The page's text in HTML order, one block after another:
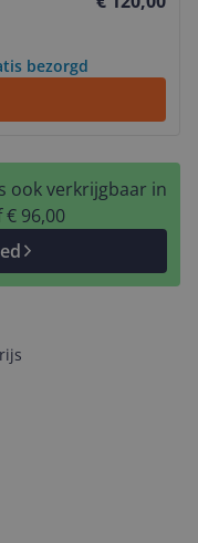
bezorgd
ook verkrijgbaar in
96,00